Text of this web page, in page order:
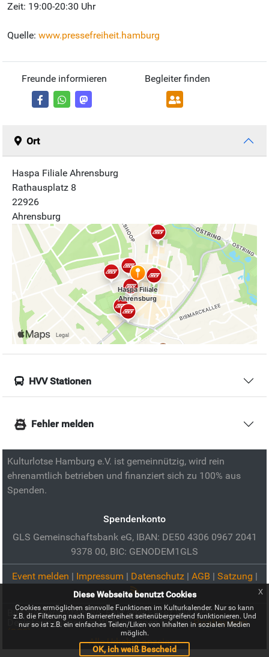
Zeit: 19:00-20:30 Uhr
Quelle: www.pressefreiheit.hamburg
Freunde informieren Begleiter finden
Ort
Haspa Filiale Ahrensburg
Rathausplatz 8
22926
Ahrensburg
HVV Stationen
Fehler melden
Kulturlotse Hamburg e.V. ist gemeinnützig, wird rein
ehrenamtlich betrieben und finanziert sich zu 100% aus
Spenden.
Spendenkonto
GLS Gemeinschaftsbank eG, IBAN: DE50 4306 0967 2041
9378 00, BIC: GENODEM1GLS
Event melden | Impressum | Datenschutz| AGB | Satzung |
Bild zur Veranstaltung:Fakt oder Fake? Wie sich
Desinformationen im Web erkennen lassen:Pixabay.com
Alle Urheber anzeigen
Diese Webseite benutzt Cookies
Cookies ermöglichen sinnvolle Funktionen im Kulturkalender. Nur so kann
z.B. die Filterung nach Barrierefreiheit seitenübergreifend funktionieren. Und
nur so ist z.B. ein einfaches Teilen/Liken von Inhalten in sozialen Medien
möglich.
OK, ich weiß Bescheid
x